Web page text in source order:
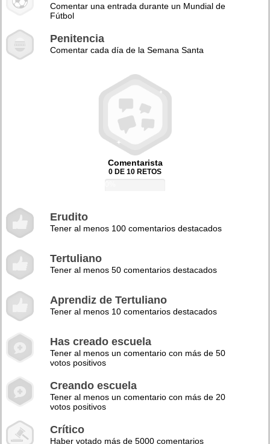
Comentar una entrada durante un Mundial de
Fútbol
Penitencia
Comentar cada día de la Semana Santa
Comentarista
0 DE 10 RETOS
Erudito
Tener al menos 100 comentarios destacados
Tertuliano
Tener al menos 50 comentarios destacados
Aprendiz de Tertuliano
Tener al menos 10 comentarios destacados
Has creado escuela
Tener al menos un comentario con más de 50
votos positivos
Creando escuela
Tener al menos un comentario con más de 20
votos positivos
Crítico
Haber votado más de 5000 comentarios